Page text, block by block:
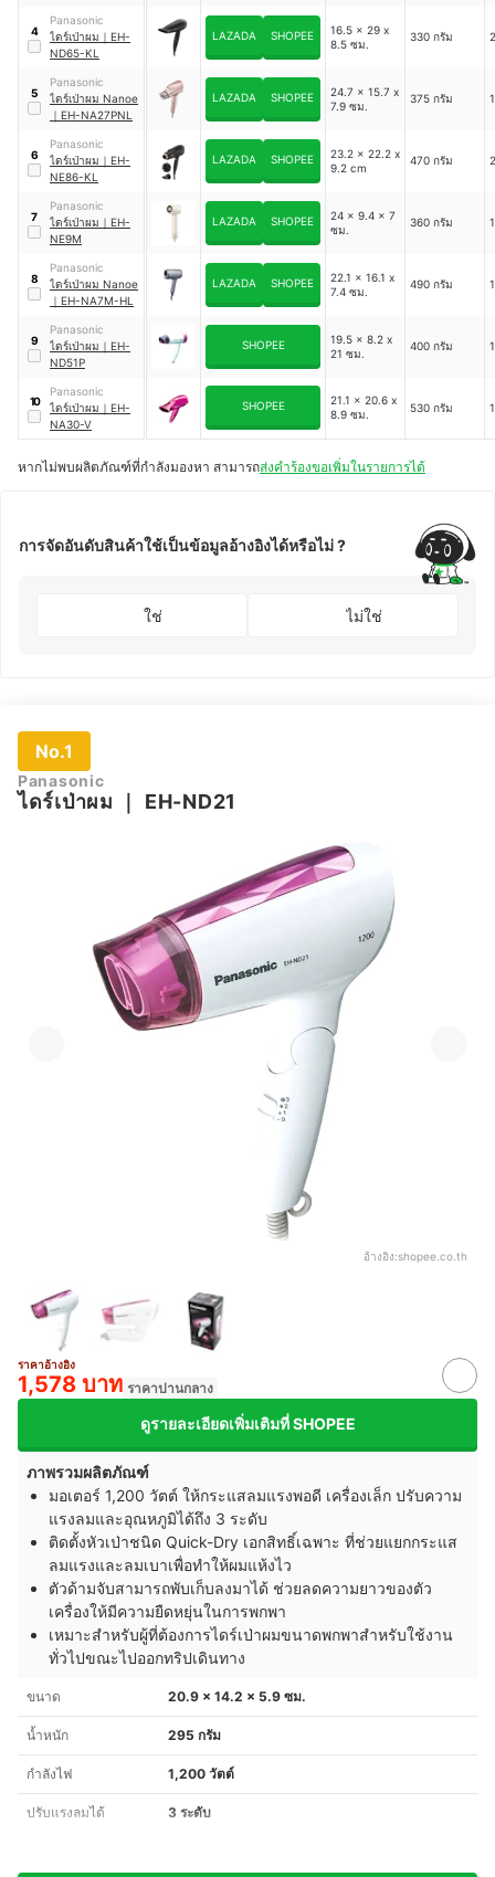
4
Panasonic
ไดร์เป่าผม ｜ EH-
ND65-KL
LAZADA SHOPEE
16.5 x 29 x
8.5 ซม.
330 กรัม
5
Panasonic
ไดร์เป่าผม Nanoe
｜ EH-NA27PNL
LAZADA SHOPEE
24.7 x 15.7 x
7.9 ซม.
375 กรัม
6
Panasonic
ไดร์เป่าผม ｜ EH-
NE86-KL
LAZADA SHOPEE
23.2 x 22.2 x
9.2 cm
470 กรัม
7
Panasonic
ไดร์เป่าผม ｜ EH-
NE9M
LAZADA SHOPEE
24 x 9.4 x 7
ซม.
360 กรัม
8
Panasonic
ไดร์เป่าผม Nanoe
｜ EH-NA7M-HL
LAZADA SHOPEE
22.1 x 16.1 x
7.4 ซม.
490 กรัม
9
Panasonic
ไดร์เป่าผม ｜ EH-
ND51P
SHOPEE
19.5 x 8.2 x
21 ซม.
400 กรัม
10
Panasonic
ไดร์เป่าผม ｜ EH-
NA30-V
SHOPEE
21.1 x 20.6 x
8.9 ซม.
530 กรัม
หากไม่พบผลิตภัณฑ์ที่กำลังมองหา สามารถส่งคำร้องขอเพิ่มในรายการได้
การจัดอันดับสินค้าใช้เป็นข้อมูลอ้างอิงได้หรือไม่ ?
ใช่ ไม่ใช่
No.1
Panasonic
ไดร์เป่าผม EH-ND21
อ้างอิง:shopee.co.th
ราคาอ้างอิง
1,578 บาท ราคาปานกลาง
ดูรายละเอียดเพิ่มเติมที่ SHOPEE
ภาพรวมผลิตภัณฑ์
มอเตอร์ 1,200 วัตต์ ให้กระแสลมแรงพอดี เครื่องเล็ก ปรับความ
แรงลมและอุณหภูมิได้ถึง 3 ระดับ
ติดตั้งหัวเป่าชนิด Quick-Dry เอกสิทธิ์เฉพาะ ที่ช่วยแยกกระแส
ลมแรงและลมเบาเพื่อทำให้ผมแห้งไว
ตัวด้ามจับสามารถพับเก็บลงมาได้ ช่วยลดความยาวของตัว
เครื่องให้มีความยืดหยุ่นในการพกพา
เหมาะสำหรับผู้ที่ต้องการไดร์เป่าผมขนาดพกพาสำหรับใช้งาน
ทั่วไปขณะไปออกทริปเดินทาง
ขนาด 20.9 x 14.2 x 5.9 ซม.
น้ำหนัก 295 กรัม
กำลังไฟ 1,200 วัตต์
ปรับแรงลมได้ 3 ระดับ